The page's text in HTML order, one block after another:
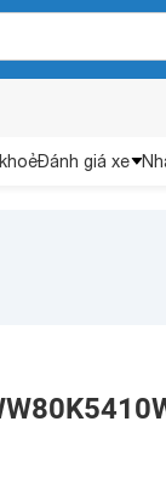
Đánh giá xe